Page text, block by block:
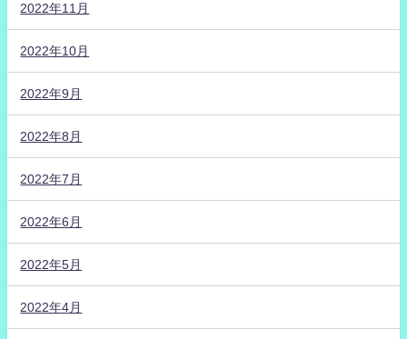
2022年11月
2022年10月
2022年9月
2022年8月
2022年7月
2022年6月
2022年5月
2022年4月